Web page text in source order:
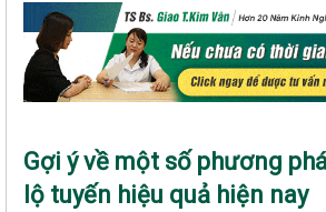
Gợi ý về một số phương
lộ tuyến hiệu quả hiện nay